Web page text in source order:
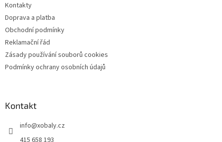
Kontakty
Doprava a platba
Obchodní podmínky
Reklamační řád
Zásady používání souborů cookies
Podmínky ochrany osobních údajů
Kontakt
info@xobaly.cz